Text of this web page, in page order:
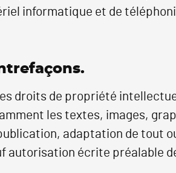
informatique et de
droits de propriété
les textes, images,
adaptation de tout
autorisation écrite préalable